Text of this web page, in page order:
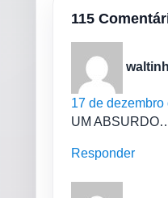
115
17 de
UM
Responder